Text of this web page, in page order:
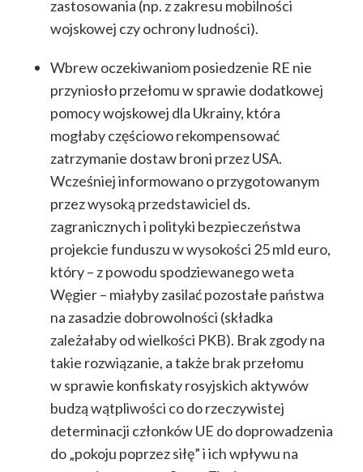
zastosowania (np. z zakresu mobilności
wojskowej czy ochrony ludności).
Wbrew oczekiwaniom posiedzenie RE nie
przyniosło przełomu w sprawie dodatkowej
pomocy wojskowej dla Ukrainy, która
mogłaby częściowo rekompensować
zatrzymanie dostaw broni przez USA.
Wcześniej informowano o przygotowanym
przez wysoką przedstawiciel ds.
zagranicznych i polityki bezpieczeństwa
projekcie funduszu w wysokości 25 mld euro,
który – z powodu spodziewanego weta
Węgier – miałyby zasilać pozostałe państwa
na zasadzie dobrowolności (składka
zależałaby od wielkości PKB). Brak zgody na
takie rozwiązanie, a także brak przełomu
w sprawie konfiskaty rosyjskich aktywów
budzą wątpliwości co do rzeczywistej
determinacji członków UE do doprowadzenia
do „pokoju poprzez siłę” i ich wpływu na